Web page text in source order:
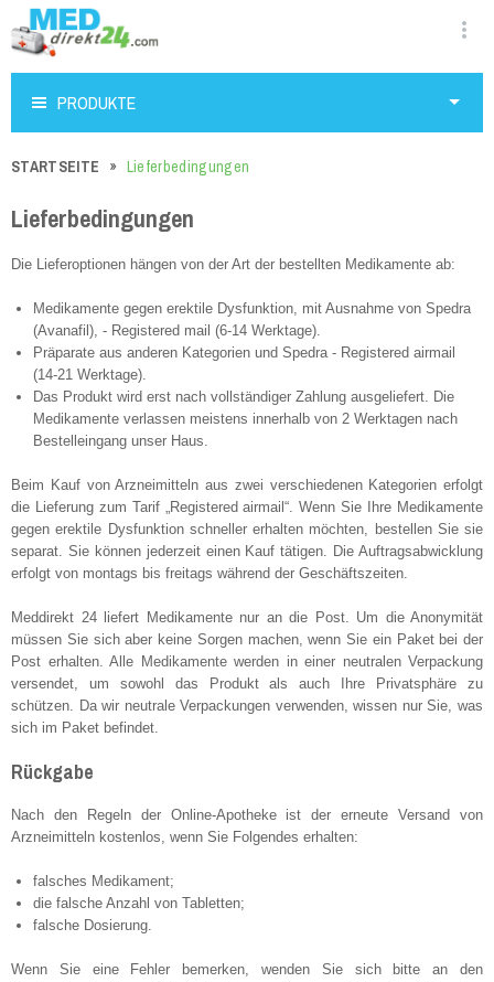
PRODUKTE
STARTSEITE Lieferbedingungen
Lieferbedingungen
Die Lieferoptionen hängen von der Art der bestellten Medikamente ab:
Medikamente gegen erektile Dysfunktion, mit Ausnahme von Spedra
(Avanafil), - Registered mail (6-14 Werktage).
Präparate aus anderen Kategorien und Spedra - Registered airmail
(14-21 Werktage).
Das Produkt wird erst nach vollständiger Zahlung ausgeliefert. Die
Medikamente verlassen meistens innerhalb von 2 Werktagen nach
Bestelleingang unser Haus.
Beim Kauf von Arzneimitteln aus zwei verschiedenen Kategorien erfolgt
die Lieferung zum Tarif „Registered airmail“. Wenn Sie Ihre Medikamente
gegen erektile Dysfunktion schneller erhalten möchten, bestellen Sie sie
separat. Sie können jederzeit einen Kauf tätigen. Die Auftragsabwicklung
erfolgt von montags bis freitags während der Geschäftszeiten.
Meddirekt 24 liefert Medikamente nur an die Post. Um die Anonymität
müssen Sie sich aber keine Sorgen machen, wenn Sie ein Paket bei der
Post erhalten. Alle Medikamente werden in einer neutralen Verpackung
versendet, um sowohl das Produkt als auch Ihre Privatsphäre zu
schützen. Da wir neutrale Verpackungen verwenden, wissen nur Sie, was
sich im Paket befindet.
Rückgabe
Nach den Regeln der Online-Apotheke ist der erneute Versand von
Arzneimitteln kostenlos, wenn Sie Folgendes erhalten:
falsches Medikament;
die falsche Anzahl von Tabletten;
falsche Dosierung.
Wenn Sie eine Fehler bemerken, wenden Sie sich bitte an den